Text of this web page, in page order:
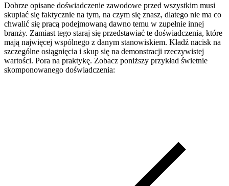
Dobrze opisane doświadczenie zawodowe przed wszystkim musi
skupiać się faktycznie na tym, na czym się znasz, dlatego nie ma co
chwalić się pracą podejmowaną dawno temu w zupełnie innej
branży. Zamiast tego staraj się przedstawiać te doświadczenia, które
mają najwięcej wspólnego z danym stanowiskiem. Kładź nacisk na
szczególne osiągnięcia i skup się na demonstracji rzeczywistej
wartości. Pora na praktykę. Zobacz poniższy przykład świetnie
skomponowanego doświadczenia: